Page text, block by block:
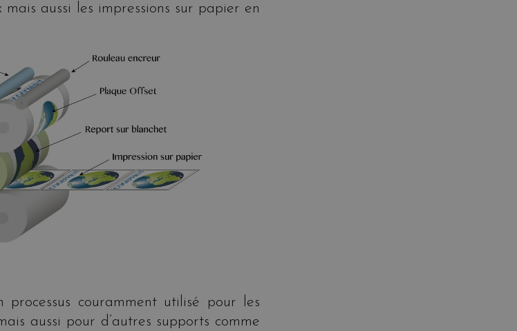
mais aussi les impressions sur papier en
couramment utilisé pour les
aussi pour d’autres supports comme